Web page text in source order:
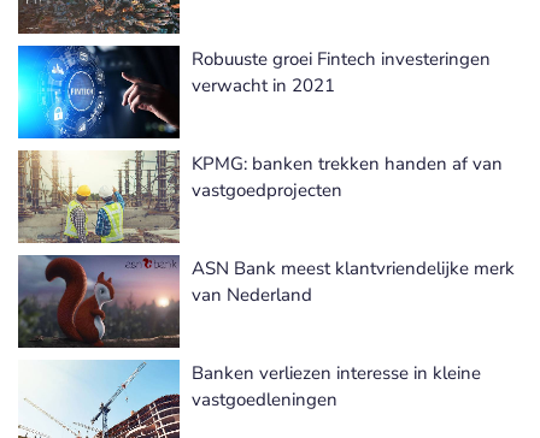
Robuuste groei Fintech investeringen
verwacht in 2021
KPMG: banken trekken handen af van
vastgoedprojecten
ASN Bank meest klantvriendelijke merk
van Nederland
Banken verliezen interesse in kleine
vastgoedleningen